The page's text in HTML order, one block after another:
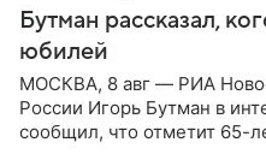
Бутман рассказал,
юбилей
МОСКВА, 8 авг — РИА
России Игорь Бутман в
сообщил, что отметит 65-